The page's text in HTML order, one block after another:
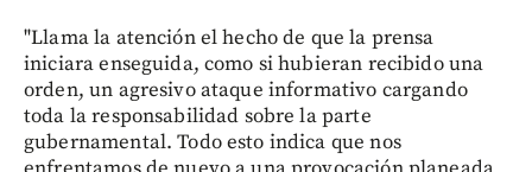
"Llama la atención el hecho de que la prensa
iniciara enseguida, como si hubieran recibido una
orden, un agresivo ataque informativo cargando
toda la responsabilidad sobre la parte
gubernamental. Todo esto indica que nos